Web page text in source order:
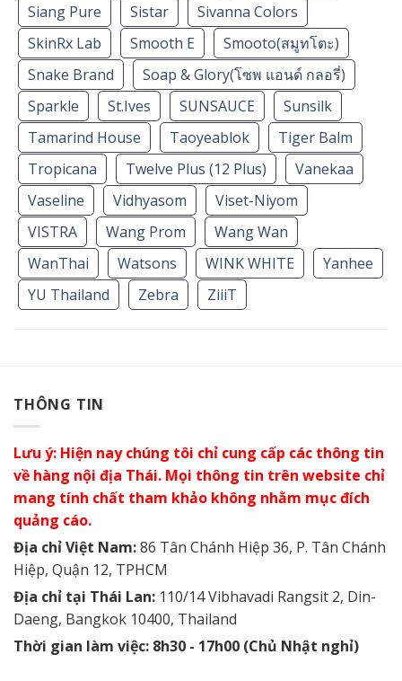
Siang Pure
Sistar
Sivanna Colors
SkinRx Lab
Smooth E
Smooto(สมูทโตะ)
Snake Brand
Soap & Glory(โซพ แอนด์ กลอรี่)
Sparkle
St.Ives SUNSAUCE
Sunsilk
Tamarind House
Taoyeablok
Tiger Balm
Tropicana
Twelve Plus (12 Plus)
Vanekaa
Vaseline
Vidhyasom
Viset-Niyom
VISTRA
Wang Prom
Wang Wan
WanThai
Watsons WINK WHITE
Yanhee
YU Thailand
Zebra ZiiiT
THÔNG TIN
Lưu ý: Hiện nay chúng tôi chỉ cung cấp các thông tin
về hàng nội địa Thái. Mọi thông tin trên website chỉ
mang tính chất tham khảo không nhằm mục đích
quảng cáo.
Địa chỉ Việt Nam:86 Tân Chánh Hiệp 36, P. Tân Chánh
Hiệp, Quận 12, TPHCM
Địa chỉ tại Thái Lan: 110/14 Vibhavadi Rangsit 2, Din-
Daeng, Bangkok 10400, Thailand
Thời gian làm việc: 8h30 - 17h00 (Chủ Nhật nghỉ)